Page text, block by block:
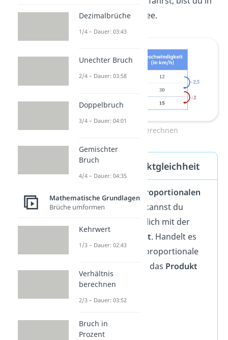
2 Stunden am See.
Dreisatz berechnen
Probe — Produktgleichheit
antiproportionalen
Zusammenhang kannst du
überprüfen. Nämlich mit der
Produktgleichheit. Handelt es
sich um eine antiproportionale
Zuordnung ist, ist das Produkt
immergleich
2,5 • 12 = 30
2 • 15 = 30
Dezimalbrüche
1/4 – Dauer: 03:43
Unechter Bruch
2/4 – Dauer: 03:58
Doppelbruch
3/4 – Dauer: 04:01
Gemischter
Bruch
4/4 – Dauer: 04:35
Mathematische Grundlagen
Brüche umformen
Kehrwert
1/3 – Dauer: 02:43
Verhältnis
berechnen
2/3 – Dauer: 03:52
Bruch in
Prozent